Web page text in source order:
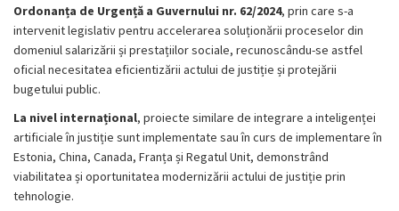
Ordonanța de Urgență a Guvernului nr. 62/2024, prin care s-a
intervenit legislativ pentru accelerarea soluționării proceselor din
domeniul salarizării și prestațiilor sociale, recunoscându-se astfel
oficial necesitatea eficientizării actului de justiție și protejării
bugetului public.
La nivel internațional, proiecte similare de integrare a inteligenței
artificiale în justiție sunt implementate sau în curs de implementare în
Estonia, China, Canada, Franța și Regatul Unit, demonstrând
viabilitatea și oportunitatea modernizării actului de justiție prin
tehnologie.